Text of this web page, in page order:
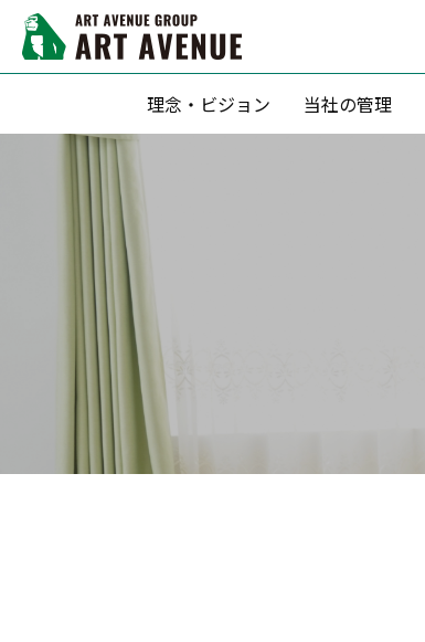
理念・ビジョン 当社の管理
滞納保証・空室保証(サブリース)
転貸借方式 による管理
定期借家契約 による運用
収益最大化のための 賃料査定